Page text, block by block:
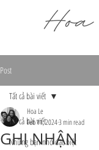
Post
Tất cả bài viết
Những bạn nhỏ đặc biệt
Tất cả bài viết
GHI NHẬN
Hoa Le
Feb 11, 20243 min read